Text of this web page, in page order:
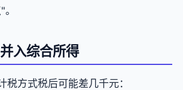
入综合所得
税方式税后可能差几千元：